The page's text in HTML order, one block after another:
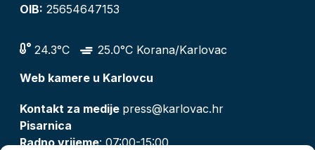
OIB: 25654647153
24.3°C
25.0°C Korana/Karlovac
Web kamere u Karlovcu
Kontakt za medije press@karlovac.hr
Pisarnica
Radno vrijeme: 07:00-15:00